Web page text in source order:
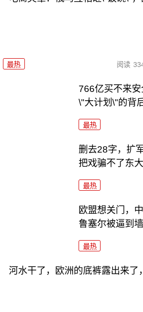
最热 阅读
766亿买不来
\"大计划\"的背
最热
删去28字，扩
把戏骗不了东大
最热
欧盟想关门，
鲁塞尔被逼到
最热
河水干了，欧洲的底裤露出来了